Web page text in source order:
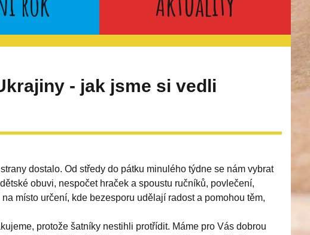
- jak jsme si vedli
dostalo. Od středy do pátku minulého týdne se nám vybrat
obuvi, nespočet hraček a spoustu ručníků, povlečení,
místo určení, kde bezesporu udělají radost a pomohou těm,
protože šatníky nestihli protřídit. Máme pro Vás dobrou